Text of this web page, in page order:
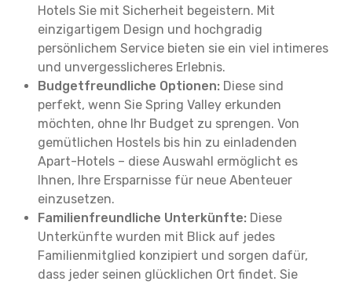
Hotels Sie mit Sicherheit begeistern. Mit
einzigartigem Design und hochgradig
persönlichem Service bieten sie ein viel intimeres
und unvergesslicheres Erlebnis.
Budgetfreundliche Optionen: Diese sind
perfekt, wenn Sie Spring Valley erkunden
möchten, ohne Ihr Budget zu sprengen. Von
gemütlichen Hostels bis hin zu einladenden
Apart-Hotels – diese Auswahl ermöglicht es
Ihnen, Ihre Ersparnisse für neue Abenteuer
einzusetzen.
Familienfreundliche Unterkünfte: Diese
Unterkünfte wurden mit Blick auf jedes
Familienmitglied konzipiert und sorgen dafür,
dass jeder seinen glücklichen Ort findet. Sie